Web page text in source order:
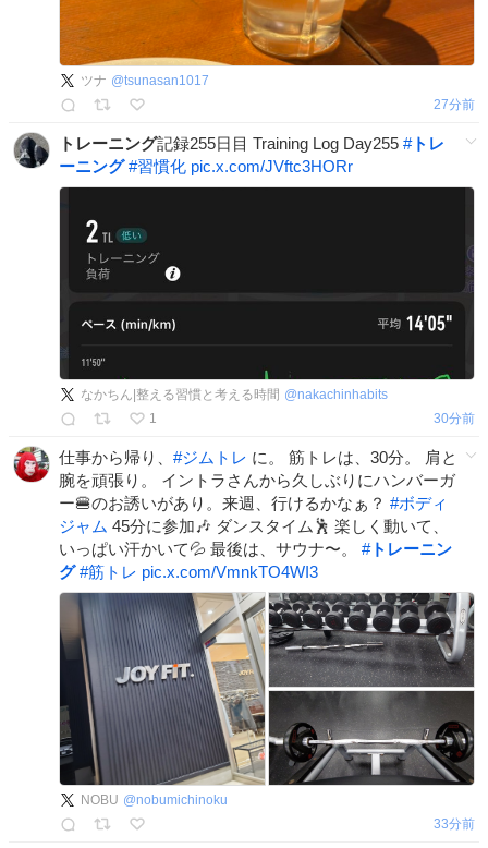
ツナ @tsunasan1017
27分前
トレーニング記録255日目 Training Log Day255 #トレ
ーニング #習慣化 pic.x.com/JVftc3HORr
なかちん|整える習慣と考える時間 @nakachinhabits
1
30分前
仕事から帰り、 #ジムトレ に。 筋トレは、30分。 肩と
腕を頑張り。 イントラさんから久しぶりにハンバーガ
ー🍔のお誘いがあり。来週、行けるかなぁ？ #ボディ
ジャム 45分に参加🎶 ダンスタイム🕺 楽しく動いて、
いっぱい汗かいて💦 最後は、サウナ〜。 #トレーニン
グ #筋トレ pic.x.com/VmnkTO4WI3
NOBU @nobumichinoku
33分前